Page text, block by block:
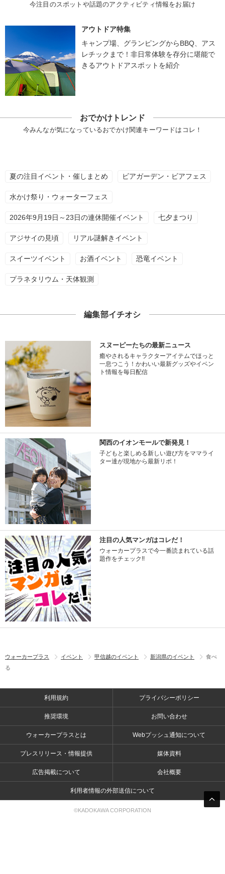
今注目のスポットや話題のアクティビティ情報をお届け
アウトドア特集
キャンプ場、グランピングからBBQ、アス
レチックまで！非日常体験を存分に堪能で
きるアウトドアスポットを紹介
おでかけトレンド
今みんなが気になっているおでかけ関連キーワードはコレ！
夏の注目イベント・催しまとめ ビアガーデン・ビアフェス
水かけ祭り・ウォーターフェス
2026年9月19日～23日の連休開催イベント 七夕まつり
アジサイの見頃 リアル謎解きイベント
スイーツイベント お酒イベント 恐竜イベント
プラネタリウム・天体観測
編集部イチオシ
スヌーピーたちの最新ニュース
癒やされるキャラクターアイテムでほっと
一息つこう！かわいい最新グッズやイベン
ト情報を毎日配信
関西のイオンモールで新発見！
子どもと楽しめる新しい遊び方をママライ
ター達が現地から最新リポ！
注目の人気マンガはコレだ！
ウォーカープラスで今一番読まれている話
題作をチェック!!
ウォーカープラス イベント 甲信越のイベント 新潟県のイベント
食べ
る
利用規約 プライバシーポリシー
推奨環境 お問い合わせ
ウォーカープラスとは Webプッシュ通知について
プレスリリース・情報提供 媒体資料
広告掲載について 会社概要
利用者情報の外部送信について
©KADOKAWA CORPORATION